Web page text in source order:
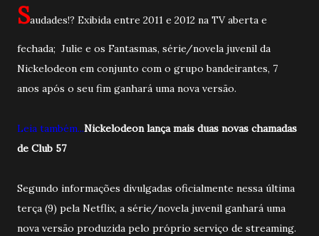
Saudades!? Exibida entre 2011 e 2012 na TV aberta e
fechada; Julie e os Fantasmas, série/novela juvenil da
Nickelodeon em conjunto com o grupo bandeirantes, 7
anos após o seu fim ganhará uma nova versão.
Leia também...Nickelodeon lança mais duas novas chamadas
de Club 57
Segundo informações divulgadas oficialmente nessa última
terça (9) pela Netflix, a série/novela juvenil ganhará uma
nova versão produzida pelo próprio serviço de streaming.